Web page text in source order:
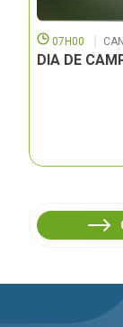
07H00
DIA DE